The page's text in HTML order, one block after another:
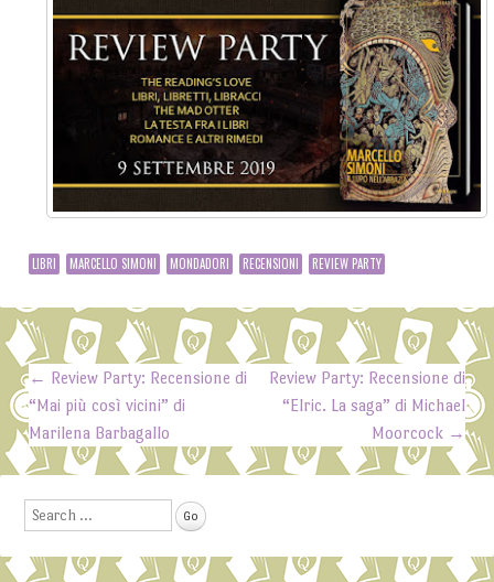
LIBRI MARCELLO SIMONI MONDADORI RECENSIONI REVIEW PARTY
Post navigation
← Review Party: Recensione di
“Mai più così vicini” di
Marilena Barbagallo
Review Party: Recensione di
“Elric. La saga” di Michael
Moorcock →
Search